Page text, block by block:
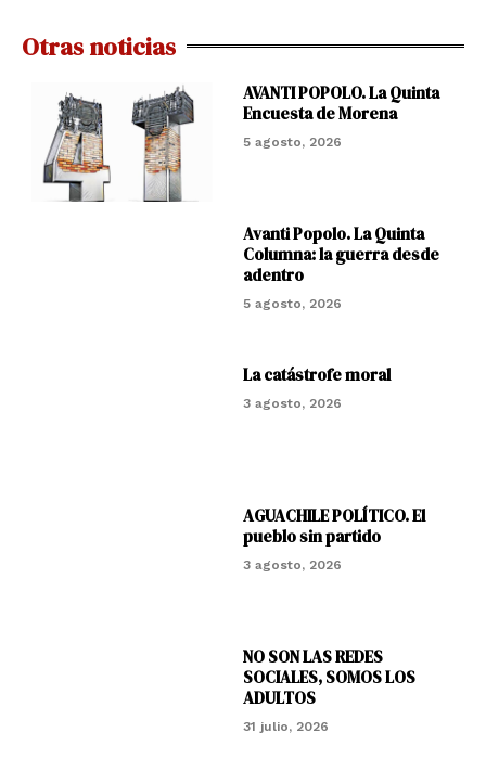
Otras noticias
AVANTI POPOLO. La Quinta
Encuesta de Morena
5 agosto, 2026
Avanti Popolo. La Quinta
Columna: la guerra desde
adentro
5 agosto, 2026
La catástrofe moral
3 agosto, 2026
AGUACHILE POLÍTICO. El
pueblo sin partido
3 agosto, 2026
NO SON LAS REDES
SOCIALES, SOMOS LOS
ADULTOS
31 julio, 2026